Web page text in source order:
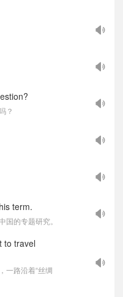
？
term.
的专题研究。
to travel
一路沿着“丝绸